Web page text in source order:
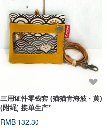
三用证件零钱套 (猫猫青海波 - 黄)
(附绳) 接单生产*
RMB 132.30